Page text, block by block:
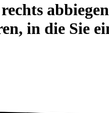
in die Sie